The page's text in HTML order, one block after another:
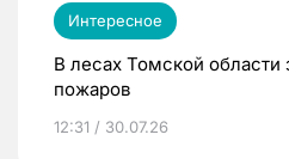
Интересное
В лесах Томской области
пожаров
12:31 / 30.07.26